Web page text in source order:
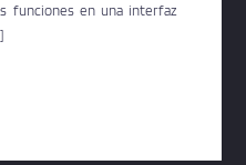
funciones en una interfaz